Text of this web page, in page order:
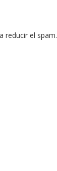
reducir el spam.